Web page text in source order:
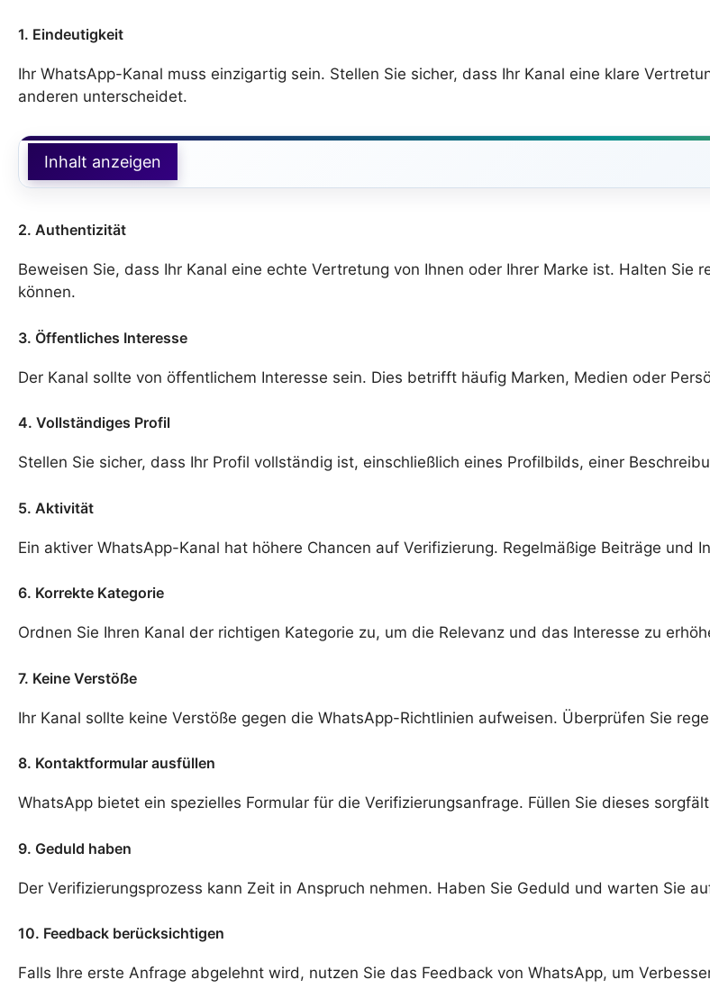
1. Eindeutigkeit
Ihr WhatsApp-Kanal muss einzigartig sein. Stellen Sie sicher, dass Ihr Kanal eine klare
anderen unterscheidet.
Inhalt anzeigen
2. Authentizität
Beweisen Sie, dass Ihr Kanal eine echte Vertretung von Ihnen oder Ihrer Marke ist. Halten
können.
3. Öffentliches Interesse
Der Kanal sollte von öffentlichem Interesse sein. Dies betrifft häufig Marken, Medien oder
4. Vollständiges Profil
Stellen Sie sicher, dass Ihr Profil vollständig ist, einschließlich eines Profilbilds, einer
5. Aktivität
Ein aktiver WhatsApp-Kanal hat höhere Chancen auf Verifizierung. Regelmäßige Beiträge und
6. Korrekte Kategorie
Ordnen Sie Ihren Kanal der richtigen Kategorie zu, um die Relevanz und das Interesse zu
7. Keine Verstöße
Ihr Kanal sollte keine Verstöße gegen die WhatsApp-Richtlinien aufweisen. Überprüfen Sie
8. Kontaktformular ausfüllen
WhatsApp bietet ein spezielles Formular für die Verifizierungsanfrage. Füllen Sie dieses
9. Geduld haben
Der Verifizierungsprozess kann Zeit in Anspruch nehmen. Haben Sie Geduld und warten Sie
10. Feedback berücksichtigen
Falls Ihre erste Anfrage abgelehnt wird, nutzen Sie das Feedback von WhatsApp, um